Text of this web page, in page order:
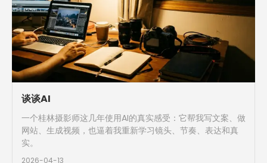
谈谈AI
一个桂林摄影师这几年使用AI的真实感受：它帮我写文案、做
网站、生成视频，也逼着我重新学习镜头、节奏、表达和真
实。
2026-04-13